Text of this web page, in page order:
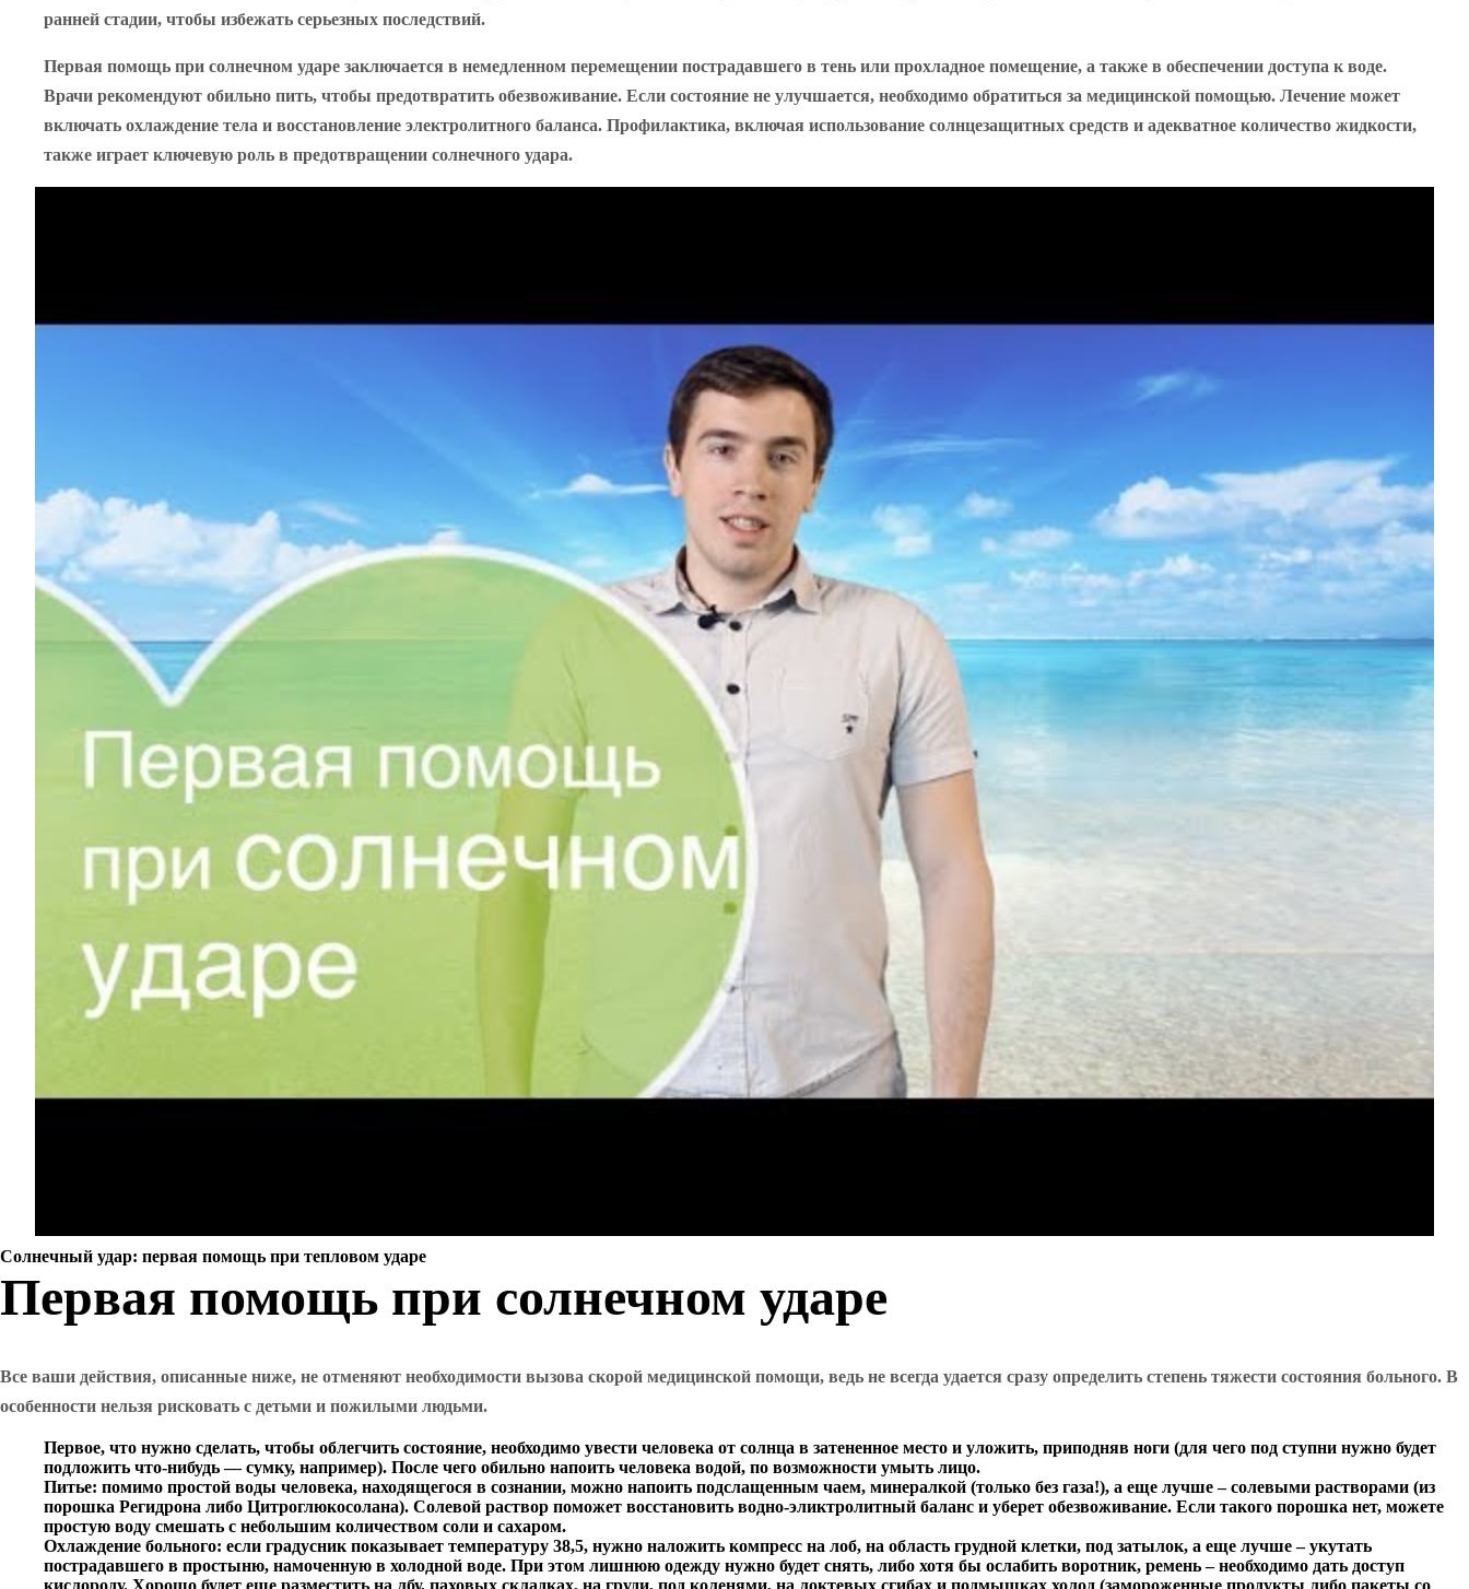
ранней стадии, чтобы избежать серьезных последствий.
Первая помощь при солнечном ударе заключается в немедленном перемещении пострадавшего в тень или прохладное помещение, а также в обеспечении доступа к воде.
Врачи рекомендуют обильно пить, чтобы предотвратить обезвоживание. Если состояние не улучшается, необходимо обратиться за медицинской помощью. Лечение может
включать охлаждение тела и восстановление электролитного баланса. Профилактика, включая использование солнцезащитных средств и адекватное количество жидкости,
также играет ключевую роль в предотвращении солнечного удара.
Солнечный удар: первая помощь при тепловом ударе
Первая помощь при солнечном ударе
Все ваши действия, описанные ниже, не отменяют необходимости вызова скорой медицинской помощи, ведь не всегда удается сразу определить степень тяжести состояния больного. В
особенности нельзя рисковать с детьми и пожилыми людьми.
Первое, что нужно сделать, чтобы облегчить состояние, необходимо увести человека от солнца в затененное место и уложить, приподняв ноги (для чего под ступни нужно будет
подложить что-нибудь — сумку, например). После чего обильно напоить человека водой, по возможности умыть лицо.
Питье: помимо простой воды человека, находящегося в сознании, можно напоить подслащенным чаем, минералкой (только без газа!), а еще лучше – солевыми растворами (из
порошка Регидрона либо Цитроглюкосолана). Солевой раствор поможет восстановить водно-эликтролитный баланс и уберет обезвоживание. Если такого порошка нет, можете
простую воду смешать с небольшим количеством соли и сахаром.
Охлаждение больного: если градусник показывает температуру 38,5, нужно наложить компресс на лоб, на область грудной клетки, под затылок, а еще лучше – укутать
пострадавшего в простыню, намоченную в холодной воде. При этом лишнюю одежду нужно будет снять, либо хотя бы ослабить воротник, ремень – необходимо дать доступ
кислороду. Хорошо будет еще разместить на лбу, паховых складках, на груди, под коленями, на локтевых сгибах и подмышках холод (замороженные продукты либо пакеты со